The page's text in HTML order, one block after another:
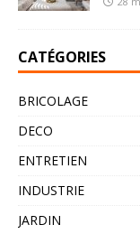
CATÉGORIES
BRICOLAGE
DECO
ENTRETIEN
INDUSTRIE
JARDIN